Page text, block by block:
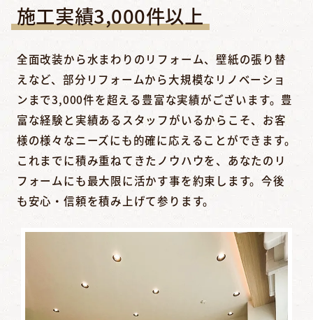
施工実績3,000件以上
全面改装から水まわりのリフォーム、壁紙の張り替
えなど、部分リフォームから大規模なリノベーショ
ンまで3,000件を超える豊富な実績がございます。豊
富な経験と実績あるスタッフがいるからこそ、お客
様の様々なニーズにも的確に応えることができます。
これまでに積み重ねてきたノウハウを、あなたのリ
フォームにも最大限に活かす事を約束します。今後
も安心・信頼を積み上げて参ります。